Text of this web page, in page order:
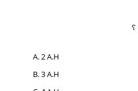
2 A.H
3 A.H